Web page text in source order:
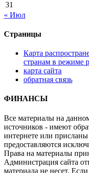
31
« Июл
Страницы
Карта
странам в режиме
карта сайта
обратная связь
ФИНАНСЫ
Все материалы на
источников - имеют
интернете или
предоставляются
Права на материалы
Администрация сайта
материала не несет.